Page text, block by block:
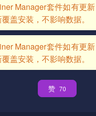
Manager套件如有更
盖安装，不影响数据。
Manager套件如有更
盖安装，不影响数据。
赞 70